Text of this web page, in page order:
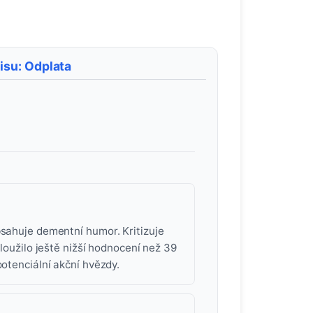
Odplata
dementní humor. Kritizuje
ještě nižší hodnocení než 39
akční hvězdy.